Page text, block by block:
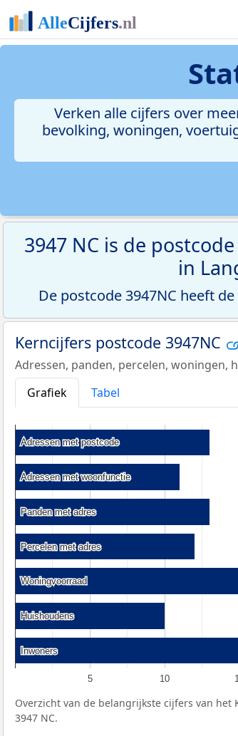
Verken alle cijfers over
bevolking, woningen,
3947 NC is de
in
De postcode 3947NC heeft
Kerncijfers postcode 3947NC
Adressen, panden, percelen, woningen,
Grafiek
Tabel
5 10
Adressen met postcode
Adressen met postcode
Adressen met woonfunctie
Adressen met woonfunctie
Panden met adres
Panden met adres
Percelen met adres
Percelen met adres
Woningvoorraad
Woningvoorraad
Huishoudens
Huishoudens
Inwoners
Inwoners
Overzicht van de belangrijkste cijfers van het
3947 NC.